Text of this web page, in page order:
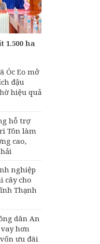
1.500 ha
Óc Eo mở
đậu
hiệu quả
hỗ trợ
Tôn làm
cao,
nghiệp
cây cho
Thạnh
dân An
hơn
ưu đãi